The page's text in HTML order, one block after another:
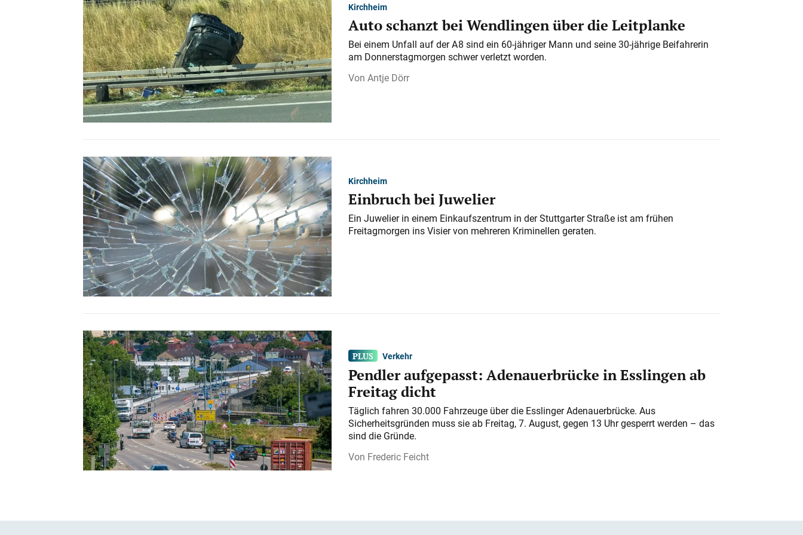
Kirchheim
Auto schanzt bei Wendlingen über die Leitplanke
Bei einem Unfall auf der A 8 sind ein 60-jähriger Mann und seine 30-jährige Beifahrerin
am Donnerstagmorgen schwer verletzt worden.
Antje Dörr
Kirchheim
Einbruch bei Juwelier
Ein Juwelier in einem Einkaufszentrum in der Stuttgarter Straße ist am frühen
Freitagmorgen ins Visier von mehreren Kriminellen geraten.
Verkehr
Pendler aufgepasst: Adenauerbrücke in Esslingen ab
Freitag dicht
Täglich fahren 30.000 Fahrzeuge über die Esslinger Adenauerbrücke. Aus
Sicherheitsgründen muss sie ab Freitag, 7. August, gegen 13 Uhr gesperrt werden – das
sind die Gründe.
Frederic Feicht